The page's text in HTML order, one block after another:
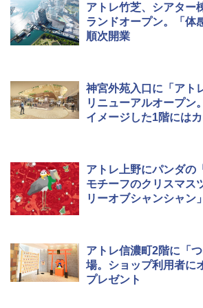
解く (講談社現代新書)
￥1,540
ュ(BC仕様) PATC-
￥9,990
広げるだけ パッとサ
イド ブラックコーテ
ッシュ 4人用 簡単設置
ATCW-150B エクルベ
可能 安全ロック付き
ンパクト多機能設計
ア/オフィス/教育現場/
HYREKK 八角形ター
ブラックラバーコーテ
ット 5000mm耐水圧
アトレ竹芝、シアター
ランドオープン。「体
順次開業
神宮外苑入口に「アト
リニューアルオープン
イメージした1階には
アトレ上野にパンダの
モチーフのクリスマス
リーオブシャンシャン
アトレ信濃町2階に「
場。ショップ利用者に
プレゼント